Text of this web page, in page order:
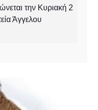
την Κυριακή 2
Άγγελου